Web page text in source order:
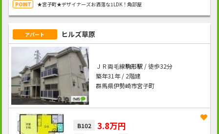
★宮子町★デザイナーズお洒落な1LDK！角部屋
アパート ヒルズ草原
ＪＲ両毛線駒形駅/ 徒歩32分
築年31年 / 2階建
群馬県伊勢崎市宮子町
B102 3.8万円